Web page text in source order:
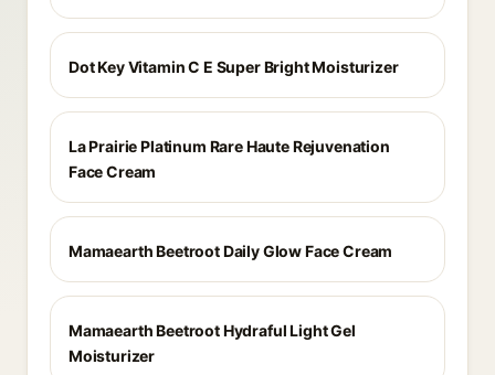
Dot Key Vitamin C E Super Bright Moisturizer
La Prairie Platinum Rare Haute Rejuvenation
Face Cream
Mamaearth Beetroot Daily Glow Face Cream
Mamaearth Beetroot Hydraful Light Gel
Moisturizer